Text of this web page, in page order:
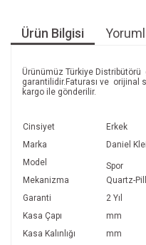
Ürün Bilgisi
Ürünümüz Türkiye Distribütörü
garantilidir.Faturası ve
kargo ile gönderilir.
Cinsiyet Erkek
Marka
Daniel
Model
Spor
Mekanizma
Quartz-
Garanti
2 Yıl
Kasa Çapı
mm
Kasa Kalınlığı
mm